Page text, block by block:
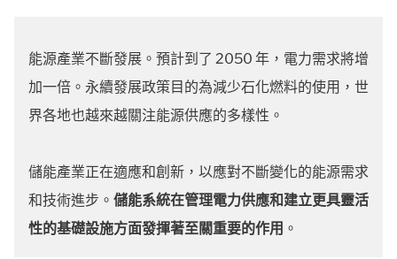
能源產業不斷發展。預計到了 2050 年，電力需求將增
加一倍。永續發展政策目的為減少石化燃料的使用，世
界各地也越來越關注能源供應的多樣性。
儲能產業正在適應和創新，以應對不斷變化的能源需求
和技術進步。 儲能系統在管理電力供應和建立更具靈活
性的基礎設施方面發揮著至關重要的作用 。